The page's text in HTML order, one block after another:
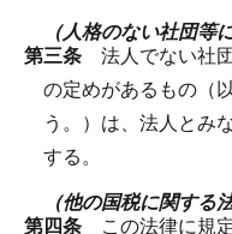
（人格のない社団等
第三条 法人でない社
の定めがあるもの（
う。）は、法人とみ
する。
（他の国税に関する
第四条 この法律に規